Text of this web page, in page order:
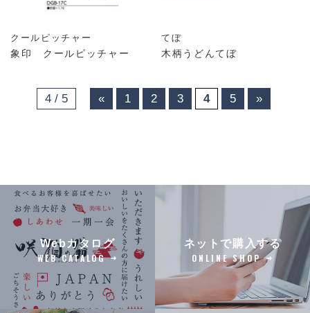
クールピッチャー
象印 クールピッチャー
てぼ
木柄うどんてぼ
4 / 5 « 1 2 3 4 5 »
Webカタログ
WEB CATALOG
ネットで購入する
ONLINE SHOP